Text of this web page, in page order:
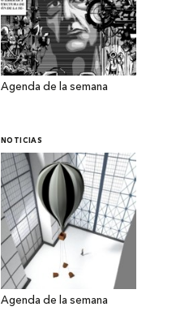
Agenda de la semana
NOTICIAS
Agenda de la semana